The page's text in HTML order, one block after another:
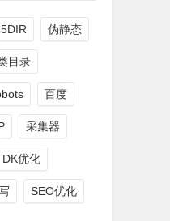
伪静态
目录
百度
采集器
优化
SEO优化